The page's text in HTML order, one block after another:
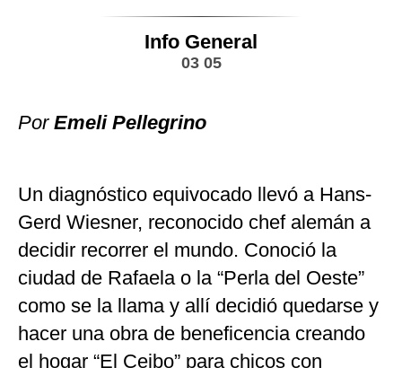
Info General
03 05
Por Emeli Pellegrino
Un diagnóstico equivocado llevó a Hans-
Gerd Wiesner, reconocido chef alemán a
decidir recorrer el mundo. Conoció la
ciudad de Rafaela o la “Perla del Oeste”
como se la llama y allí decidió quedarse y
hacer una obra de beneficencia creando
el hogar “El Ceibo” para chicos con